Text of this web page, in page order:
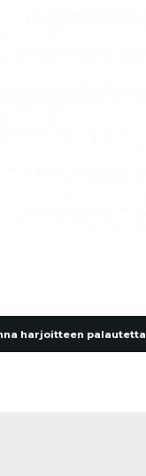
harjoitteen palautetta